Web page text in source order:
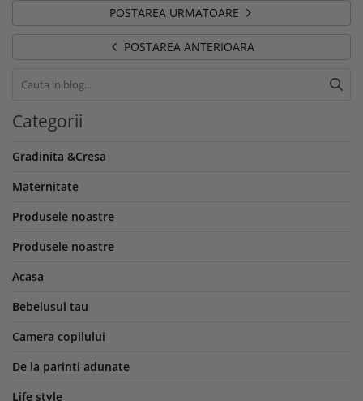
POSTAREA URMATOARE
POSTAREA ANTERIOARA
Categorii
Gradinita &Cresa
Maternitate
Produsele noastre
Produsele noastre
Acasa
Bebelusul tau
Camera copilului
De la parinti adunate
Life style